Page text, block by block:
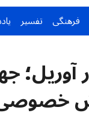
فرهنگی تفسیر